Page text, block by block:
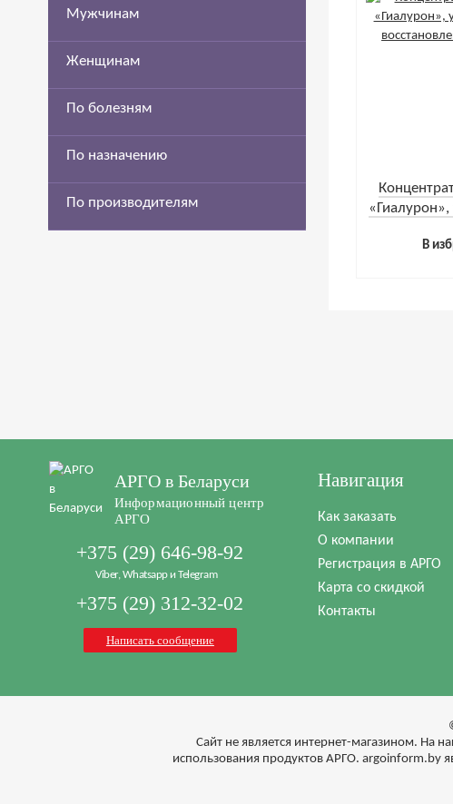
Мужчинам
Женщинам
По болезням
По назначению
По производителям
В
АРГО в Беларуси
Информационный центр
АРГО
+375 (29) 646-98-92
Viber, Whatsapp и Telegram
+375 (29) 312-32-02
Написать сообщение
Навигация
Как заказать
О компании
Регистрация в АРГО
Карта со скидкой
Контакты
Cайт не является интернет-магазином. На
использования продуктов АРГО. argoinform.by